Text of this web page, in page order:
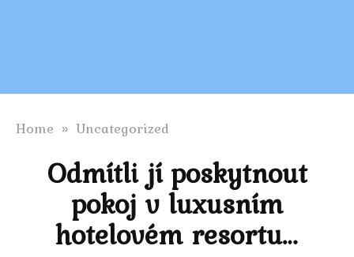
Home » Uncategorized
Odmítli jí poskytnout
pokoj v luxusním
hotelovém resortu…